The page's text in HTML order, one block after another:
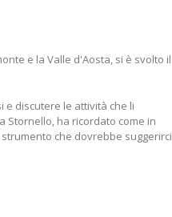
e la Valle d'Aosta, si è svolto il
discutere le attività che li
Stornello, ha ricordato come in
che dovrebbe suggerirci